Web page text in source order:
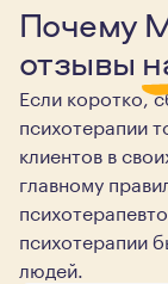
Почему
отзывы
Если коротко,
психотерапии
клиентов в
главному
психотерапии
людей.